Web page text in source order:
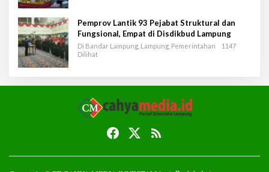
Pemprov Lantik 93 Pejabat Struktural dan
Fungsional, Empat di Disdikbud Lampung
Di Bandar Lampung, Lampung, Pemerintahan
1147
Dilihat